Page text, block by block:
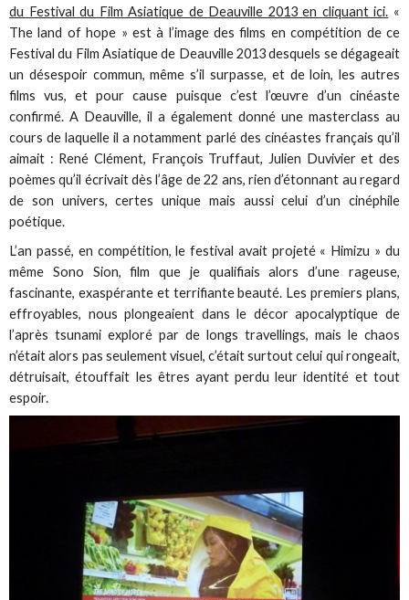
du Festival du Film Asiatique de Deauville 2013 en cliquant ici. «
The land of hope » est à l’image des films en compétition de ce
Festival du Film Asiatique de Deauville 2013 desquels se dégageait
un désespoir commun, même s’il surpasse, et de loin, les autres
films vus, et pour cause puisque c’est l’œuvre d’un cinéaste
confirmé. A Deauville, il a également donné une masterclass au
cours de laquelle il a notamment parlé des cinéastes français qu’il
aimait : René Clément, François Truffaut, Julien Duvivier et des
poèmes qu’il écrivait dès l’âge de 22 ans, rien d’étonnant au regard
de son univers, certes unique mais aussi celui d’un cinéphile
poétique.
L’an passé, en compétition, le festival avait projeté « Himizu » du
même Sono Sion, film que je qualifiais alors d’une rageuse,
fascinante, exaspérante et terrifiante beauté. Les premiers plans,
effroyables, nous plongeaient dans le décor apocalyptique de
l’après tsunami exploré par de longs travellings, mais le chaos
n’était alors pas seulement visuel, c’était surtout celui qui rongeait,
détruisait, étouffait les êtres ayant perdu leur identité et tout
espoir.